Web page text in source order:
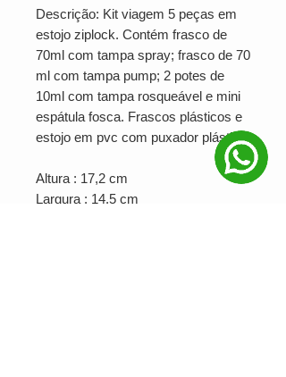
Descrição: Kit viagem 5 peças em
estojo ziplock. Contém frasco de
70ml com tampa spray; frasco de 70
ml com tampa pump; 2 potes de
10ml com tampa rosqueável e mini
espátula fosca. Frascos plásticos e
estojo em pvc com puxador plástico.
Altura : 17,2 cm
Largura : 14,5 cm